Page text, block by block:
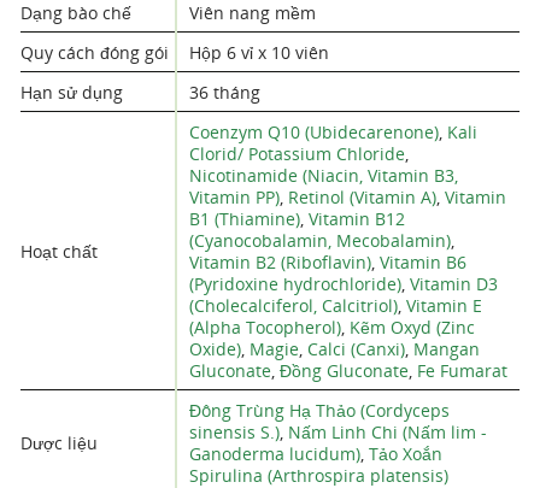
Dạng bào chế
Viên nang mềm
Quy cách đóng gói
Hộp 6 vỉ x 10 viên
Hạn sử dụng
36 tháng
Hoạt chất
Coenzym Q10 (Ubidecarenone), Kali
Clorid/ Potassium Chloride,
Nicotinamide (Niacin, Vitamin B3,
Vitamin PP), Retinol (Vitamin A), Vitamin
B1 (Thiamine), Vitamin B12
(Cyanocobalamin, Mecobalamin),
Vitamin B2 (Riboflavin), Vitamin B6
(Pyridoxine hydrochloride), Vitamin D3
(Cholecalciferol, Calcitriol), Vitamin E
(Alpha Tocopherol), Kẽm Oxyd (Zinc
Oxide), Magie, Calci (Canxi), Mangan
Gluconate, Đồng Gluconate, Fe Fumarat
Dược liệu
Đông Trùng Hạ Thảo (Cordyceps
sinensis S.), Nấm Linh Chi (Nấm lim -
Ganoderma lucidum), Tảo Xoắn
Spirulina (Arthrospira platensis)